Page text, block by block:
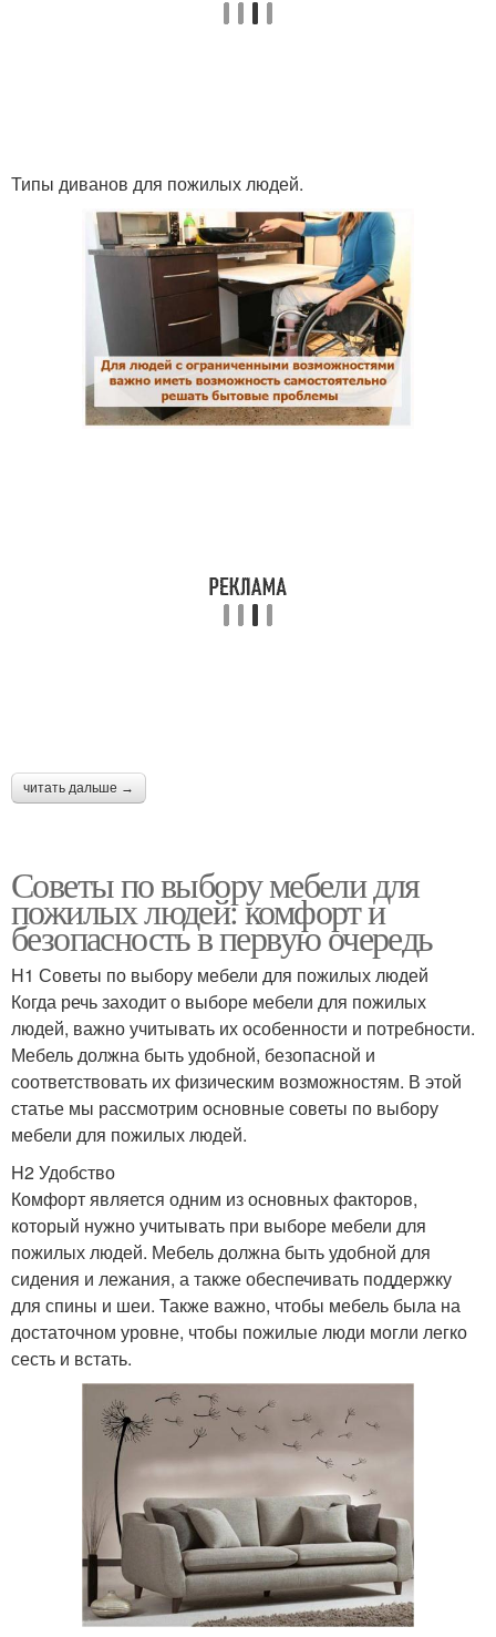
Типы диванов для пожилых людей.
читать дальше →
Советы по выбору мебели для
пожилых людей: комфорт и
безопасность в первую очередь
H1 Советы по выбору мебели для пожилых людей
Когда речь заходит о выборе мебели для пожилых
людей, важно учитывать их особенности и потребности.
Мебель должна быть удобной, безопасной и
соответствовать их физическим возможностям. В этой
статье мы рассмотрим основные советы по выбору
мебели для пожилых людей.
H2 Удобство
Комфорт является одним из основных факторов,
который нужно учитывать при выборе мебели для
пожилых людей. Мебель должна быть удобной для
сидения и лежания, а также обеспечивать поддержку
для спины и шеи. Также важно, чтобы мебель была на
достаточном уровне, чтобы пожилые люди могли легко
сесть и встать.